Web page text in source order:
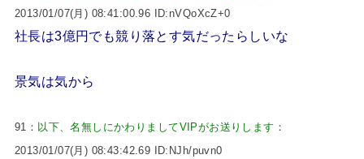
2013/01/07(月) 08:41:00.96 ID:nVQoXcZ+0
社長は3億円でも競り落とす気だったらしいな
景気は気から
91： 以下、名無しにかわりましてVIPがお送りします ：
2013/01/07(月) 08:43:42.69 ID:NJh/puvn0